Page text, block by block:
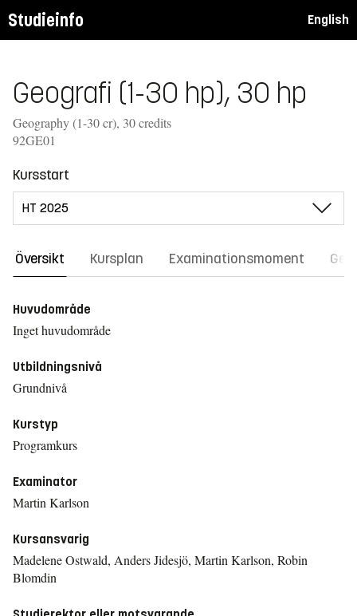
Studieinfo English
Geografi (1-30 hp), 30 hp
Geography (1-30 cr), 30 credits
92GE01
Kursstart
Översikt Kursplan Examinationsmoment
Huvudområde
Inget huvudområde
Utbildningsnivå
Grundnivå
Kurstyp
Programkurs
Examinator
Martin Karlson
Kursansvarig
Madelene Ostwald, Anders Jidesjö, Martin Karlson, Robin
Blomdin